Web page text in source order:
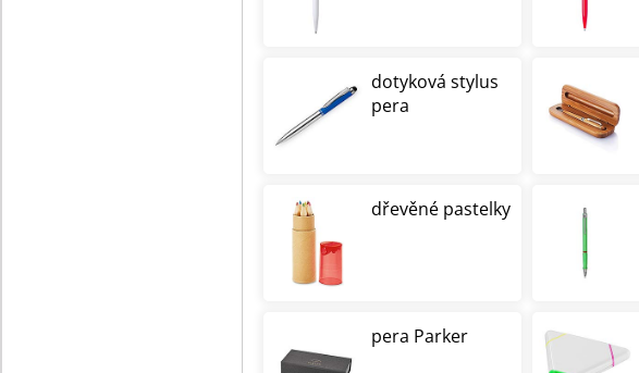
dotyková stylus
pera
dřevěné pastelky
pera Parker